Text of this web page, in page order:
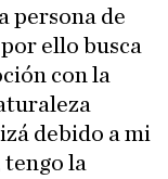
persona de
ello busca
con la
debido a mi
la